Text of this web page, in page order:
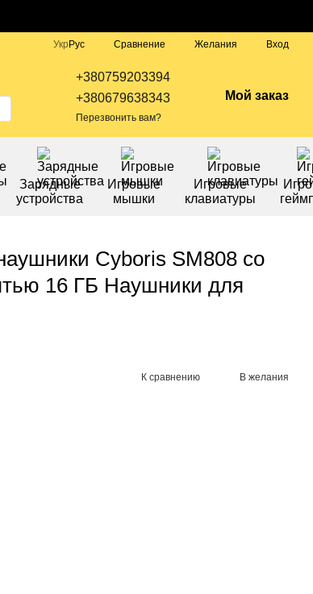
Укр Рус Сравнение Желания Вход
+380759203394
+380679638343
Перезвонить вам?
Мой заказ
Зарядные
устройства
Игровые
мышки
Игровые
клавиатуры
Cyboris SM808 со
16 ГБ Наушники для
К сравнению В желания